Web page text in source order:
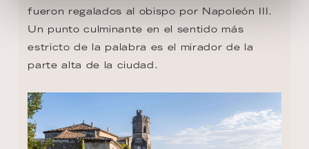
fueron regalados al obispo por Napoleón III.
Un punto culminante en el sentido más
estricto de la palabra es el mirador de la
parte alta de la ciudad.